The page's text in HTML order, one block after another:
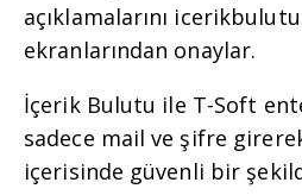
açıklamalarını
ekranlarından onaylar.
İçerik Bulutu ile T-Soft
sadece mail ve şifre
içerisinde güvenli bir